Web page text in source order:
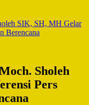
SIK, SH, MH Gelar
Berencana
Sholeh
Pers